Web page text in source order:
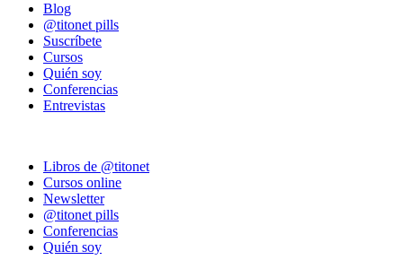
Blog
@titonet pills
Suscríbete
Cursos
Quién soy
Conferencias
Entrevistas
Libros de @titonet
Cursos online
Newsletter
@titonet pills
Conferencias
Quién soy